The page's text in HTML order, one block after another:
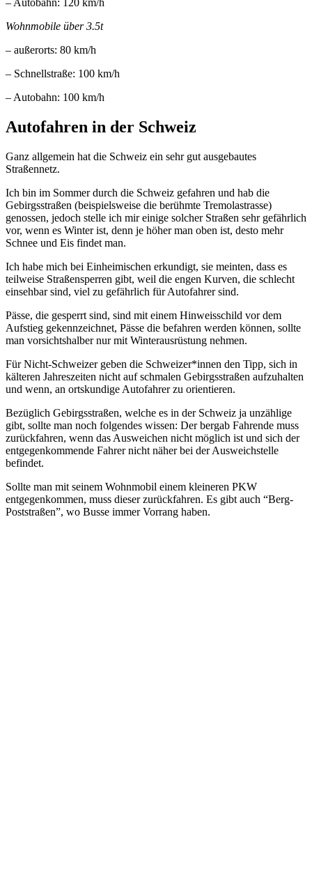
Wohnmobile über 3.5t
– außerorts: 80 km/h
– Schnellstraße: 100 km/h
– Autobahn: 100 km/h
Autofahren in der Schweiz
Ganz allgemein hat die Schweiz ein sehr gut ausgebautes
Straßennetz.
Ich bin im Sommer durch die Schweiz gefahren und hab die
Gebirgsstraßen (beispielsweise die berühmte Tremolastrasse)
genossen, jedoch stelle ich mir einige solcher Straßen sehr gefährlich
vor, wenn es Winter ist, denn je höher man oben ist, desto mehr
Schnee und Eis findet man.
Ich habe mich bei Einheimischen erkundigt, sie meinten, dass es
teilweise Straßensperren gibt, weil die engen Kurven, die schlecht
einsehbar sind, viel zu gefährlich für Autofahrer sind.
Pässe, die gesperrt sind, sind mit einem Hinweisschild vor dem
Aufstieg gekennzeichnet, Pässe die befahren werden können, sollte
man vorsichtshalber nur mit Winterausrüstung nehmen.
Für Nicht-Schweizer geben die Schweizer*innen den Tipp, sich in
kälteren Jahreszeiten nicht auf schmalen Gebirgsstraßen aufzuhalten
und wenn, an ortskundige Autofahrer zu orientieren.
Bezüglich Gebirgsstraßen, welche es in der Schweiz ja unzählige
gibt, sollte man noch folgendes wissen: Der bergab Fahrende muss
zurückfahren, wenn das Ausweichen nicht möglich ist und sich der
entgegenkommende Fahrer nicht näher bei der Ausweichstelle
befindet.
Sollte man mit seinem Wohnmobil einem kleineren PKW
entgegenkommen, muss dieser zurückfahren. Es gibt auch “Berg-
Poststraßen”, wo Busse immer Vorrang haben.